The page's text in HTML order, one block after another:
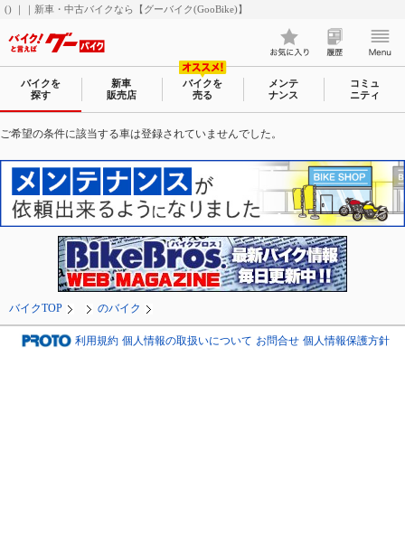
() ｜｜新車・中古バイクなら【グーバイク(GooBike)】
バイクを
探す
新車
販売店
バイクを
売る
メンテ
ナンス
コミュ
ニティ
ご希望の条件に該当する車は登録されていませんでした。
バイクTOP のバイク
利用規約 個人情報の取扱いについて お問合せ 個人情報保護方針